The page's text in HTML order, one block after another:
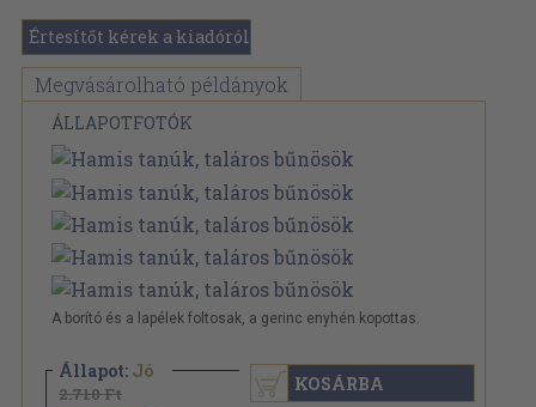
Értesítőt kérek a kiadóról
Megvásárolható példányok
ÁLLAPOTFOTÓK
A borító és a lapélek foltosak, a gerinc enyhén kopottas.
Állapot: Jó
2.710 Ft KOSÁRBA